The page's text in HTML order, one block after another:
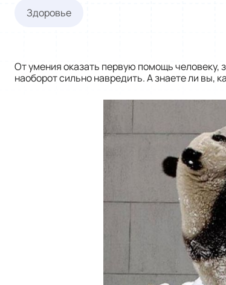
Здоровье
От умения оказать первую помощь
наоборот сильно навредить. А знаете ли вы,